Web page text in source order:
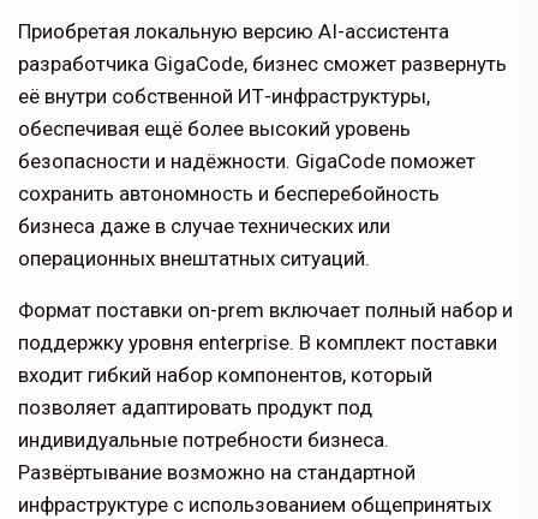
Приобретая локальную версию AI-ассистента
разработчика GigaCode, бизнес сможет развернуть
её внутри собственной ИТ-инфраструктуры,
обеспечивая ещё более высокий уровень
безопасности и надёжности. GigaCode поможет
сохранить автономность и бесперебойность
бизнеса даже в случае технических или
операционных внештатных ситуаций.
Формат поставки on-prem включает полный набор и
поддержку уровня enterprise. В комплект поставки
входит гибкий набор компонентов, который
позволяет адаптировать продукт под
индивидуальные потребности бизнеса.
Развёртывание возможно на стандартной
инфраструктуре с использованием общепринятых